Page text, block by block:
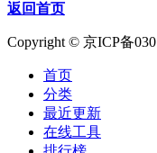
返回首页
Copyright © 京ICP备
首页
分类
最近更新
在线工具